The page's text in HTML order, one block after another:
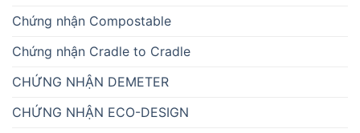
Chứng nhận Compostable
Chứng nhận Cradle to Cradle
CHỨNG NHẬN DEMETER
CHỨNG NHẬN ECO-DESIGN